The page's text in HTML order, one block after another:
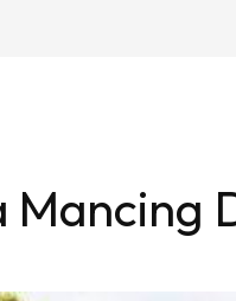
Mancing